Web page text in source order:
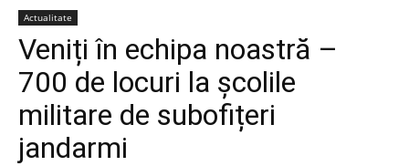
Actualitate
Veniți în echipa noastră –
700 de locuri la școlile
militare de subofițeri
jandarmi